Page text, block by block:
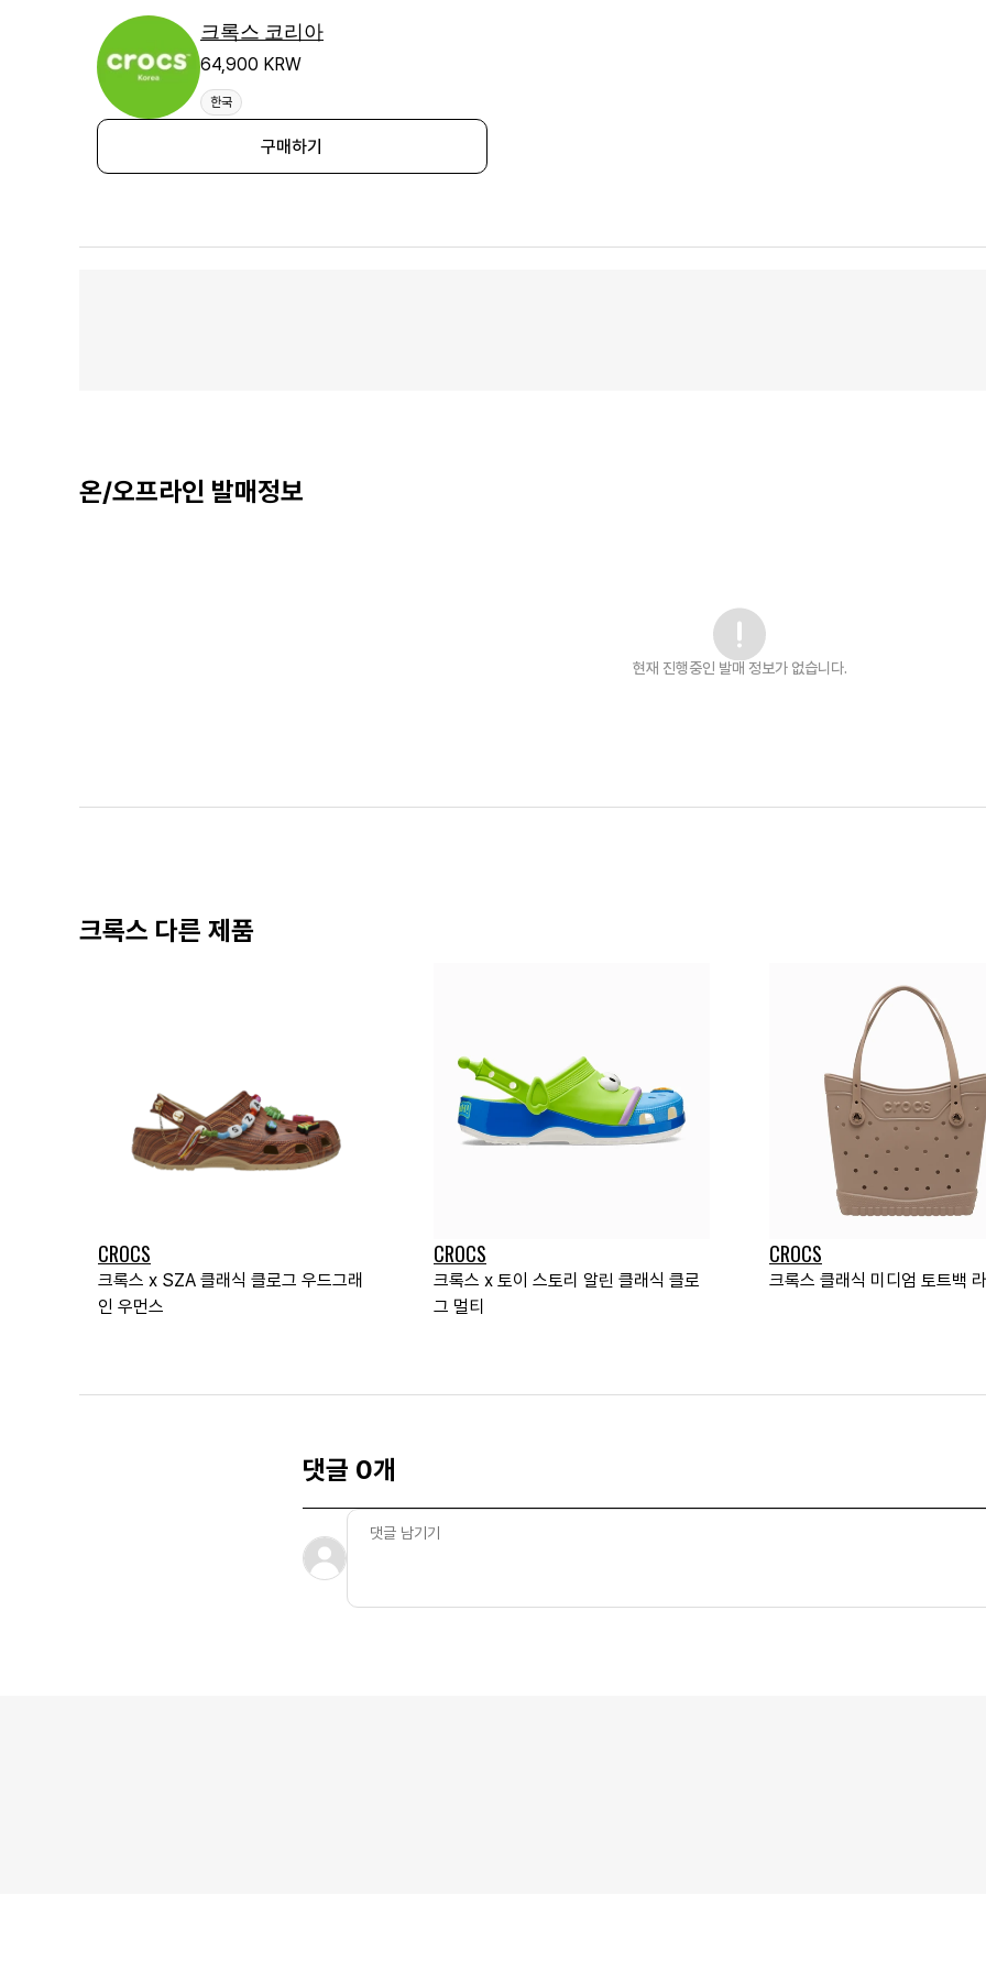
크록스 코리아
64,900 KRW
한국
구매하기
온/오프라인 발매정보
현재 진행중인 발매 정보가 없습니다.
크록스 다른 제품
CROCS
크록스 x SZA 클래식 클로그 우드그래
인 우먼스
CROCS
크록스 x 토이 스토리 알린 클래식 클로
그 멀티
CROCS
크록스 클래식 미디엄 토트백
댓글 0개